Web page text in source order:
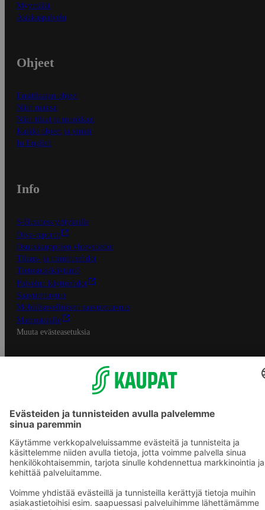
Myymälät
Asiakaspalvelu
Ohjeet
Ensitilaajan ohjeet
Näin maksat
Näin tilaat ja muokkaat
Kaikki ohjeet ja vinkit
In English
Info
S-Business yrityksille
Oiva-raportit
Osuuskauppojen yhteystiedot
Tilaus- ja toimitusehdot
Tietosuojakäytäntö
Palvelun käyttöehdot
Saavutettavuus
Mobiilisovelluksen saavutettavuus
Mainostajalle
Muuta evästeasetuksia
S-ryhmän palvelut
S-ryhmä
Asiakasomistajuus
Yhteishyvä Ruoka -sovellus
S-ostoslista -sovellus
Prisma.fi
Sokos.fi
S-Pankki
Yhteishyvä